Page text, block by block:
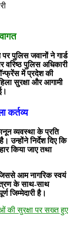
पुलिस जवानों ने गार्ड
पुलिस अधिकारी
में प्रदेश की
सुरक्षा और आगामी
कर्तव्य
व्यवस्था के प्रति
उन्होंने निर्देश दिए कि
किया जाए तथा
आम नागरिक स्वयं
के साथ-साथ
जिम्मेदारी है।
की सुरक्षा पर सख्त हुए